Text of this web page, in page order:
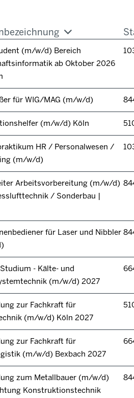
(m/w/d) Bereich
ab Oktober 2026
für WIG/MAG (m/w/d)
(m/w/d) Köln
HR / Personalwesen /
(m/w/d)
Arbeitsvorbereitung (m/w/d)
/ Sonderbau |
für Laser und Nibbler
- Kälte- und
(m/w/d) 2027
zur Fachkraft für
(m/w/d) Köln 2027
zur Fachkraft für
(m/w/d) Bexbach 2027
zum Metallbauer (m/w/d)
Konstruktionstechnik